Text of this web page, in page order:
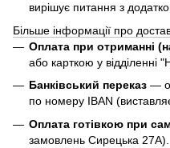
вирішує питання з
Більше інформації про
Оплата при отриманні
або карткою у відділенні
Банківський переказ —
по номеру IBAN
Оплата готівкою при
замовлень Сирецька 27А).